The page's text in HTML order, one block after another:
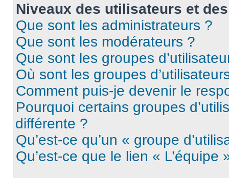
Niveaux des utilisateurs et
Que sont les administrateurs ?
Que sont les modérateurs ?
Que sont les groupes
Où sont les groupes
Comment puis-je devenir le
Pourquoi certains groupes
différente ?
Qu’est-ce qu’un « groupe
Qu’est-ce que le lien « L’équipe